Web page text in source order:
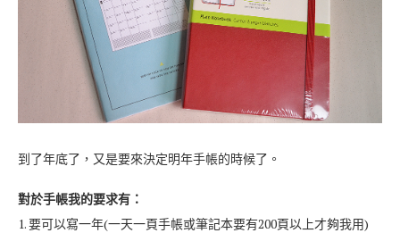
到了年底了，又是要來決定明年手帳的時候了。
對於手帳我的要求有：
1. 要可以寫一年(一天一頁手帳或筆記本要有200頁以上才夠我用)